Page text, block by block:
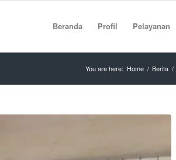
Beranda Profil Pelayanan
You are here: Home / Berita /